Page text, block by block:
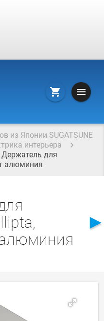
shopping_cart menu
из Японии SUGATSUNE
интерьера
Держатель для
алюминия